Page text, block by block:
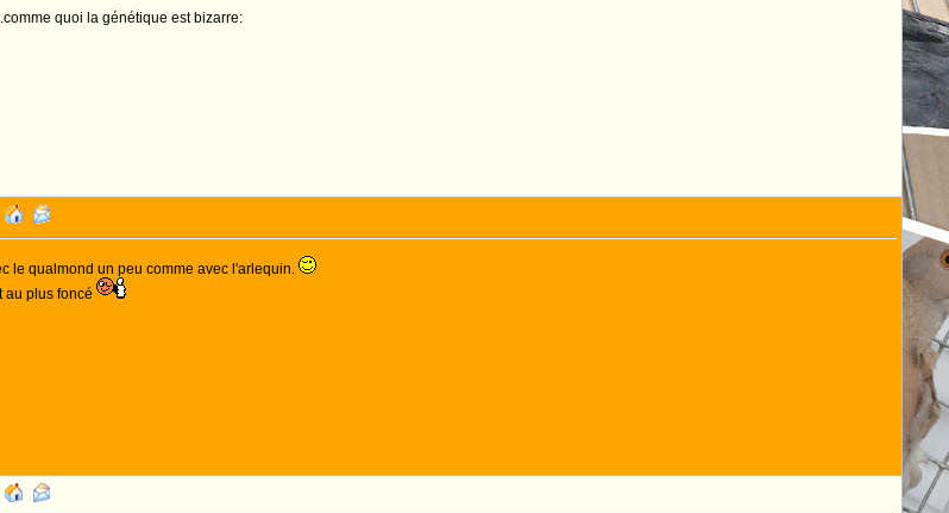
quoi la génétique est bizarre:
le qualmond un peu comme avec l'arlequin.
au plus foncé